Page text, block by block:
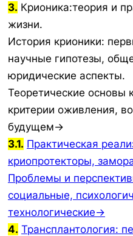
3. Крионика:теория и
жизни.
История крионики:
научные гипотезы,
юридические аспекты.
Теоретические основы
критерии оживления,
будущем→
3.1. Практическая
криопротекторы,
Проблемы и
социальные,
технологические→
4. Трансплантология: